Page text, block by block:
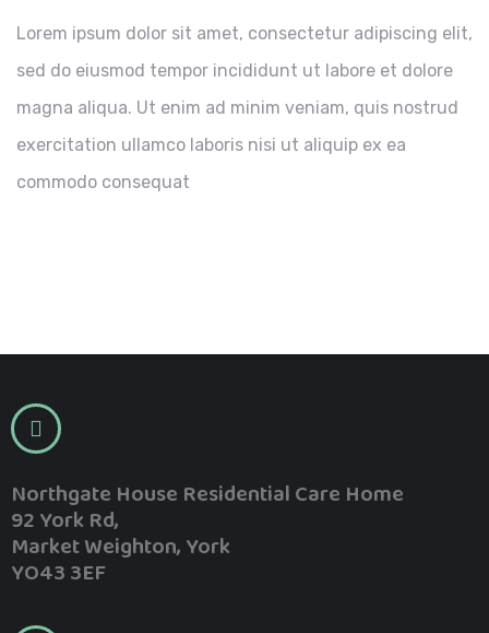
Lorem ipsum dolor sit amet, consectetur adipiscing elit,
sed do eiusmod tempor incididunt ut labore et dolore
magna aliqua. Ut enim ad minim veniam, quis nostrud
exercitation ullamco laboris nisi ut aliquip ex ea
commodo consequat
Northgate House Residential Care Home
92 York Rd,
Market Weighton, York
YO43 3EF